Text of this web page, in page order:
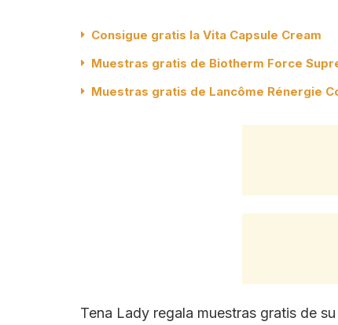
Consigue gratis la Vita Capsule Cream
Muestras gratis de Biotherm Force
Muestras gratis de Lancôme Rénergie
Tena Lady regala muestras gratis de